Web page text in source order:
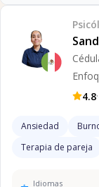
4.8·
Ansiedad
Terapia de pareja
Idiomas